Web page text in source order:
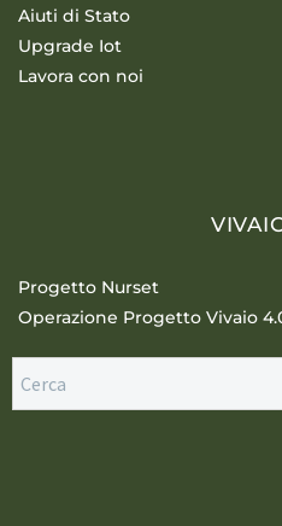
Aiuti di Stato
Upgrade Iot
Lavora con noi
Progetto Nurset
Operazione Progetto Vivaio